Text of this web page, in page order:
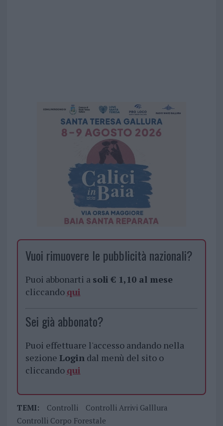
Vuoi rimuovere le pubblicità nazionali?
Puoi abbonarti a soli € 1,10 al mese
cliccando qui
Sei già abbonato?
Puoi effettuare l'accesso andando nella
sezione Logindal menù del sito o
cliccando qui
TEMI: Controlli
Controlli Arrivi Galllura
Controlli Corpo Forestale